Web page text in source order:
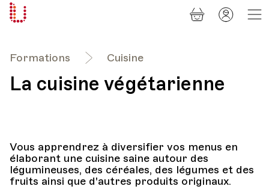
Formations Cuisine
La cuisine végétarienne
Vous apprendrez à diversifier vos menus en
élaborant une cuisine saine autour des
légumineuses, des céréales, des légumes et des
fruits ainsi que d'autres produits originaux.
Panier
Mon